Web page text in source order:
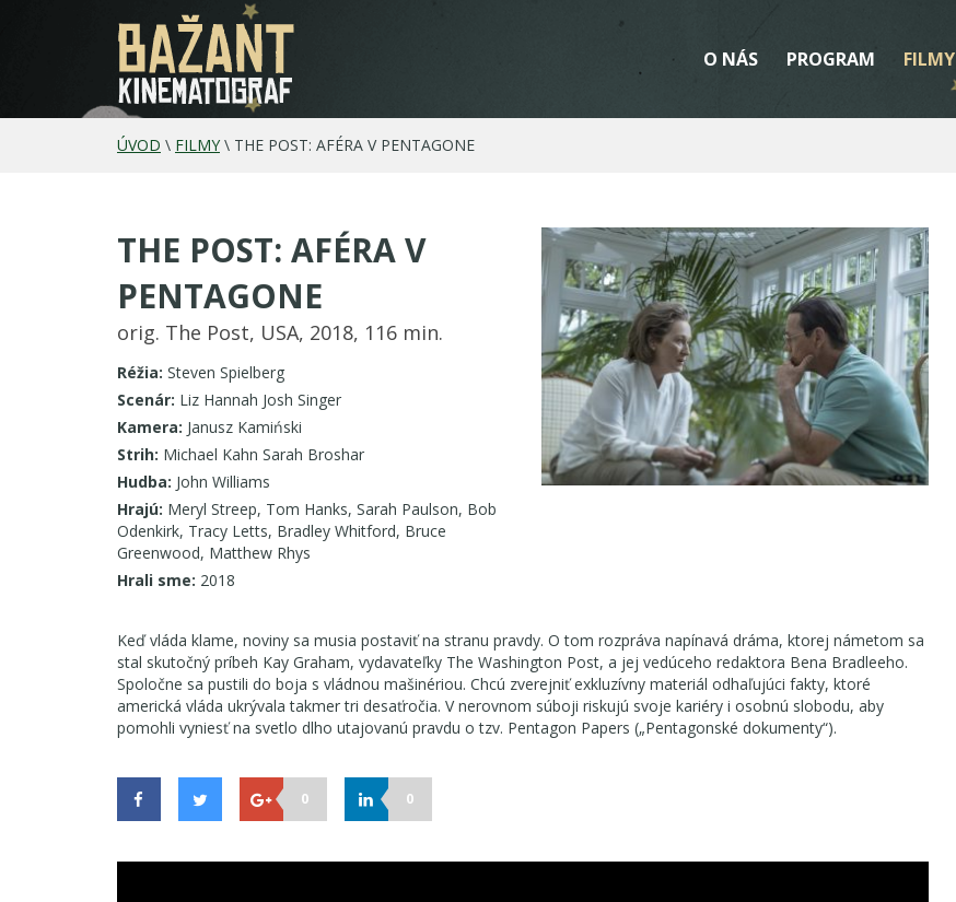
O NÁS PROGRAM FILMY
ÚVOD \ FILMY \ THE POST: AFÉRA V PENTAGONE
THE POST: AFÉRA V
PENTAGONE
orig. The Post, USA, 2018, 116 min.
Réžia: Steven Spielberg
Scenár: Liz Hannah Josh Singer
Kamera: Janusz Kamiński
Strih: Michael Kahn Sarah Broshar
Hudba: John Williams
Hrajú: Meryl Streep, Tom Hanks, Sarah Paulson, Bob
Odenkirk, Tracy Letts, Bradley Whitford, Bruce
Greenwood, Matthew Rhys
Hrali sme: 2018
Keď vláda klame, noviny sa musia postaviť na stranu pravdy. O tom rozpráva napínavá dráma, ktorej námetom sa
stal skutočný príbeh Kay Graham, vydavateľky The Washington Post, a jej vedúceho redaktora Bena Bradleeho.
Spoločne sa pustili do boja s vládnou mašinériou. Chcú zverejniť exkluzívny materiál odhaľujúci fakty, ktoré
americká vláda ukrývala takmer tri desaťročia. V nerovnom súboji riskujú svoje kariéry i osobnú slobodu, aby
pomohli vyniesť na svetlo dlho utajovanú pravdu o tzv. Pentagon Papers („Pentagonské dokumenty“).
0 0